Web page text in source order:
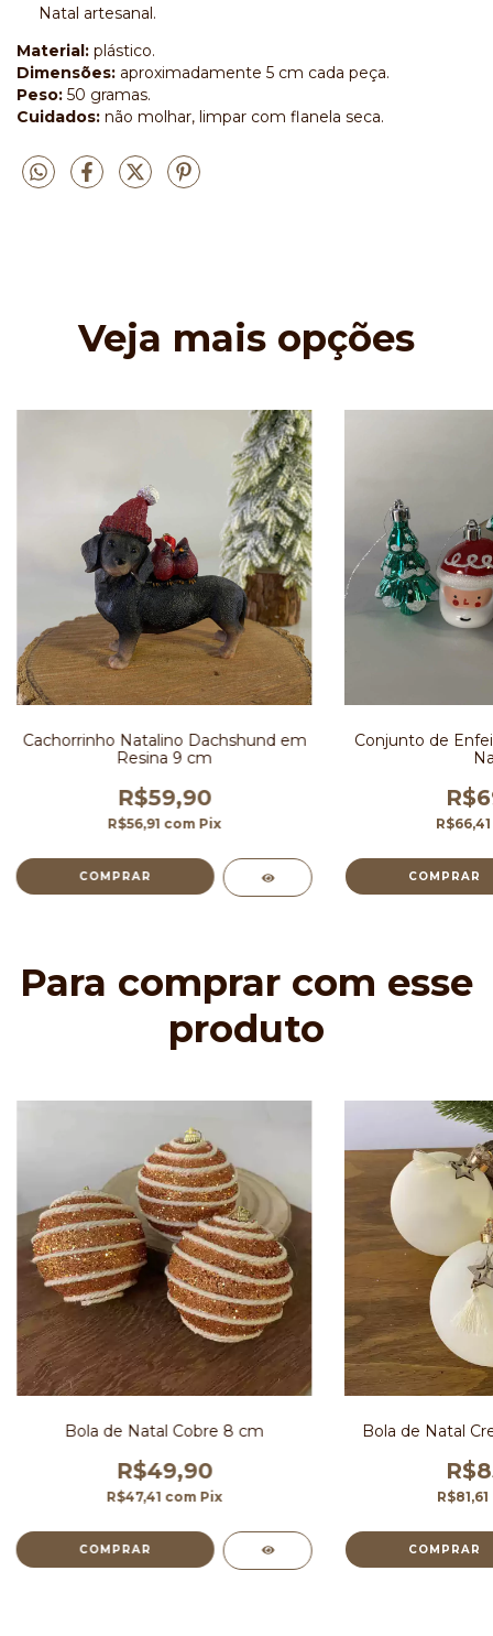
Natal artesanal.
Material: plástico.
Dimensões: aproximadamente 5 cm cada peça.
Peso: 50 gramas.
Cuidados: não molhar, limpar com flanela seca.
Veja mais opções
Cachorrinho Natalino Dachshund em
Resina 9 cm
R$59,90
R$56,91 com Pix
Conjunto de
R$66,41
Para comprar com esse
produto
Bola de Natal Cobre 8 cm
R$49,90
R$47,41 com Pix
Bola de Natal
R$81,61